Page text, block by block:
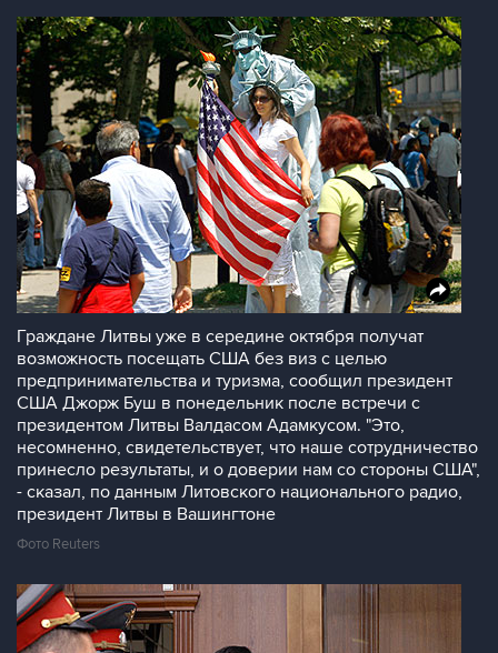
Граждане Литвы уже в середине октября получат
возможность посещать США без виз с целью
предпринимательства и туризма, сообщил президент
США Джорж Буш в понедельник после встречи с
президентом Литвы Валдасом Адамкусом. "Это,
несомненно, свидетельствует, что наше сотрудничество
принесло результаты, и о доверии нам со стороны США",
- сказал, по данным Литовского национального радио,
президент Литвы в Вашингтоне
Фото Reuters